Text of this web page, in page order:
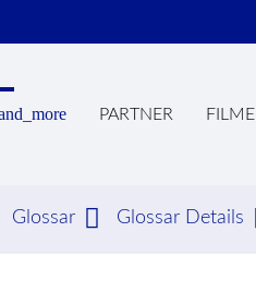
PARTNER FILME
Glossar Glossar Details